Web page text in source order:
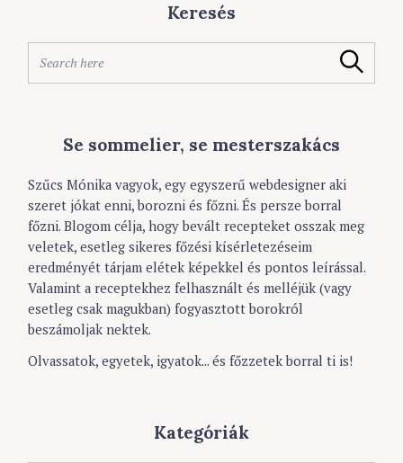
Keresés
a
o
r
:
Search
Se sommelier, se mesterszakács
Szűcs Mónika vagyok, egy egyszerű webdesigner aki
szeret jókat enni, borozni és főzni. És persze borral
főzni. Blogom célja, hogy bevált recepteket osszak meg
veletek, esetleg sikeres főzési kísérletezéseim
eredményét tárjam elétek képekkel és pontos leírással.
Valamint a receptekhez felhasznált és melléjük (vagy
esetleg csak magukban) fogyasztott borokról
beszámoljak nektek.
Olvassatok, egyetek, igyatok... és főzzetek borral ti is!
Kategóriák